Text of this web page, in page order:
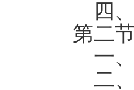
四、
第二
一、
二、